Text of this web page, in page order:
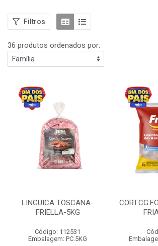
Filtros
36 produtos ordenados por:
LINGUICA TOSCANA-
FRIELLA-5KG
Código: 112531
Embalagem: PC.5KG